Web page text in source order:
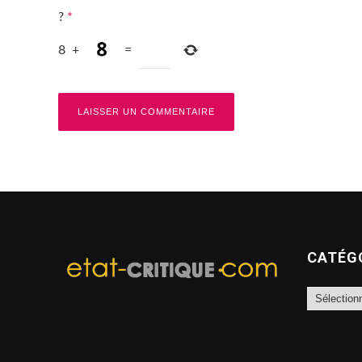
? *
8 + =
Catégories